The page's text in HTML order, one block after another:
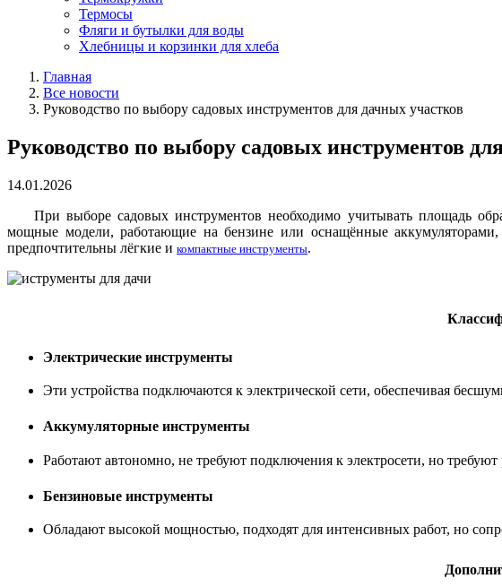
Термосы
Фляги и бутылки для воды
Хлебницы и корзинки для хлеба
Главная
Все новости
Руководство по выбору садовых инструментов для дачных участков
Руководство по выбору садовых инструментов
14.01.2026
При выборе садовых инструментов необходимо учитывать площадь
мощные модели, работающие на бензине или оснащённые
предпочтительны лёгкие и компактные инструменты.
Электрические инструменты
Эти устройства подключаются к электрической сети, обеспечивая
Аккумуляторные инструменты
Работают автономно, не требуют подключения к электросети, но требуют
Бензиновые инструменты
Обладают высокой мощностью, подходят для интенсивных работ, но